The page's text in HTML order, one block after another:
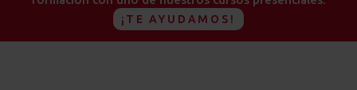
¡TE AYUDAMOS!